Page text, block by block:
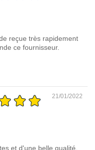
reçue très rapidement
ce fournisseur.
21/01/2022
et d'une belle qualité,